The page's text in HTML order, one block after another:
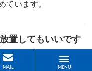
ています。
置してもいいです
MAIL MENU